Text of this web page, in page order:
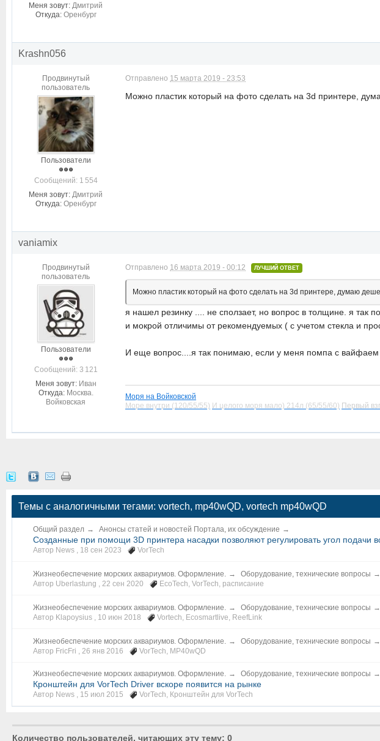
Меня зовут: Дмитрий
Откуда: Оренбург
Krashn056
Продвинутый
пользователь
Пользователи
Cообщений: 1 554
Меня зовут: Дмитрий
Откуда: Оренбург
Отправлено 15 марта 2019 - 23:53
Можно пластик который на фото сделать на 3d принтере,
vaniamix
Продвинутый
пользователь
Пользователи
Cообщений: 3 121
Меня зовут: Иван
Откуда: Москва.
Войковская
Отправлено 16 марта 2019 - 00:12 ЛУЧШИЙ ОТВЕТ
Можно пластик который на фото сделать на 3d принтере, думаю
я нашел резинку .... не сползает, но вопрос в толщине. я так
и мокрой отличимы от рекомендуемых ( с учетом стекла и
И еще вопрос....я так понимаю, если у меня помпа с вайфаем
Моря на Войковской
Море внутри (120/55/55) И целого моря мало) 214л (65/55/60) Первый
Темы с аналогичными тегами: vortech, mp40wQD, vortech mp40wQD
Общий раздел → Анонсы статей и новостей Портала, их обсуждение →
Созданные при помощи 3D принтера насадки позволяют регулировать угол подачи
Автор News , 18 сен 2023 VorTech
Жизнеобеспечение морских аквариумов. Оформление. → Оборудование, технические вопросы →
Автор Uberlastung , 22 сен 2020 EcoTech VorTech расписание
Жизнеобеспечение морских аквариумов. Оформление. → Оборудование, технические вопросы →
Автор Klapoysius , 10 июн 2018 Vortech Ecosmartlive ReefLink
Жизнеобеспечение морских аквариумов. Оформление. → Оборудование, технические вопросы →
Автор FricFri , 26 янв 2016 VorTech MP40wQD
Жизнеобеспечение морских аквариумов. Оформление. → Оборудование, технические вопросы →
Кронштейн для VorTech Driver вскоре появится на рынке
Автор News , 15 июл 2015 VorTech Кронштейн для VorTech
Количество пользователей, читающих эту тему: 0